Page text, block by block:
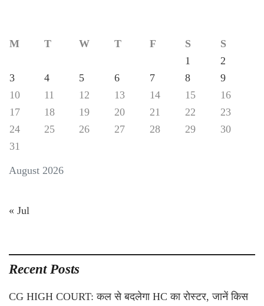
August 2026
M T W T F S
S
1
2
3
4 5 6 7 8
9
10
11 12 13 14 15
16
17
18 19 20 21 22
23
24
25 26 27 28 29
30
31
« Jul
Recent Posts
CG HIGH COURT: कल से बदलेगा HC का रोस्टर, जानें किस